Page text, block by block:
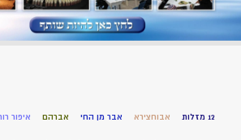
12 מזלות אבוחצירא אבר מן החי אברהם איפור